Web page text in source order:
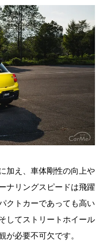
加え、車体剛性の向上や
ナリングスピードは飛躍
クトカーであっても高い
してストリートホイール
が必要不可欠です。